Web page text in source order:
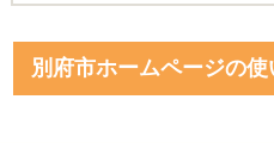
別府市ホームページの